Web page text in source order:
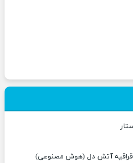
قراقیه آتش دل (هوش مصنوعی)